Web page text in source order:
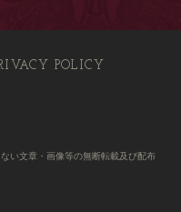
POLICY
い文章・画像等の無断転載及び配布